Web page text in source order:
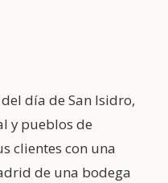
día de San Isidro,
y pueblos de
clientes con una
de una bodega